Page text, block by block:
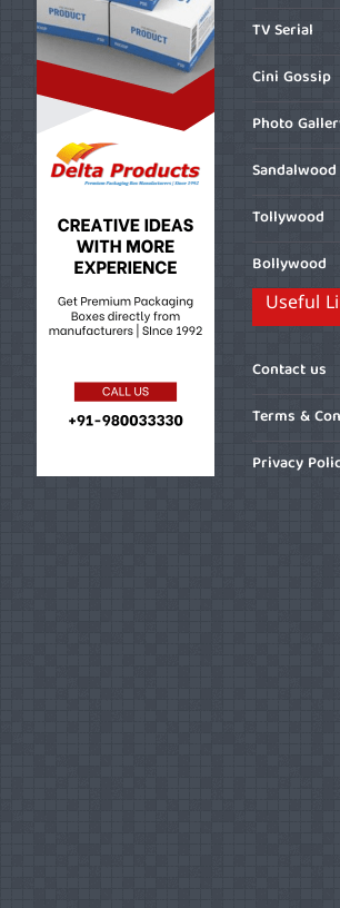
TV Serial
Cini Gossip
Photo
Sandalwood
Tollywood
Bollywood
Useful
Contact us
Terms &
Privacy